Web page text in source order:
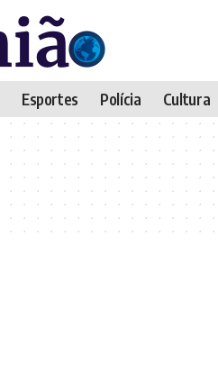
Esportes Polícia Cultura